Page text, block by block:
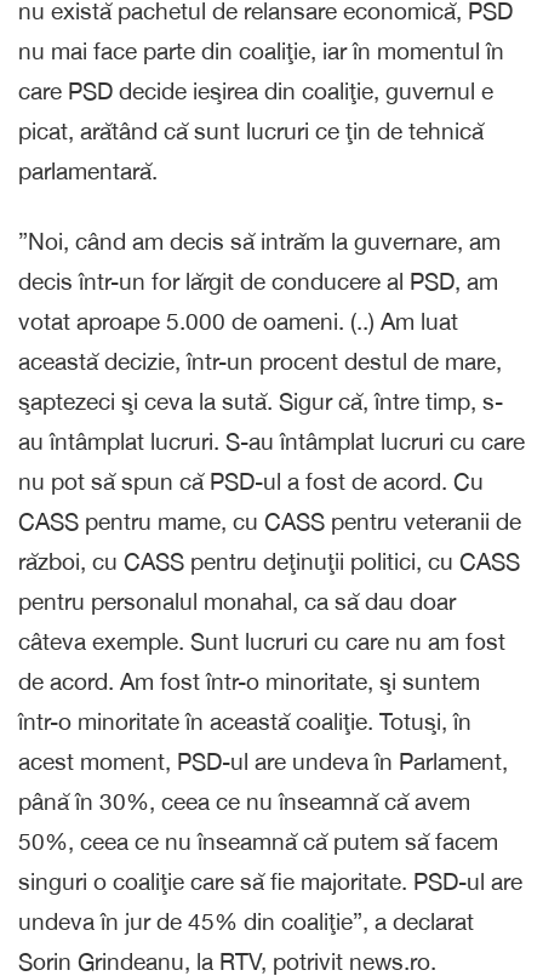
nu există pachetul de relansare economică, PSD
nu mai face parte din coaliţie, iar în momentul în
care PSD decide ieşirea din coaliţie, guvernul e
picat, arătând că sunt lucruri ce ţin de tehnică
parlamentară.
”Noi, când am decis să intrăm la guvernare, am
decis într-un for lărgit de conducere al PSD, am
votat aproape 5.000 de oameni. (..) Am luat
această decizie, într-un procent destul de mare,
şaptezeci şi ceva la sută. Sigur că, între timp, s-
au întâmplat lucruri. S-au întâmplat lucruri cu care
nu pot să spun că PSD-ul a fost de acord. Cu
CASS pentru mame, cu CASS pentru veteranii de
război, cu CASS pentru deţinuţii politici, cu CASS
pentru personalul monahal, ca să dau doar
câteva exemple. Sunt lucruri cu care nu am fost
de acord. Am fost într-o minoritate, şi suntem
într-o minoritate în această coaliţie. Totuşi, în
acest moment, PSD-ul are undeva în Parlament,
până în 30%, ceea ce nu înseamnă că avem
50%, ceea ce nu înseamnă că putem să facem
singuri o coaliţie care să fie majoritate. PSD-ul are
undeva în jur de 45% din coaliţie”, a declarat
Sorin Grindeanu, la RTV, potrivit news.ro.